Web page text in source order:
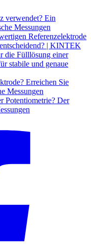
verwendet? Ein
Messungen
Referenzelektrode
| KINTEK
die Fülllösung einer
stabile und genaue
Erreichen Sie
Messungen
Potentiometrie? Der